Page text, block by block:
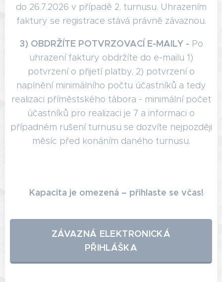
do 26.7.2026 v případě 2. turnusu. Uhrazením
faktury se registrace stává právně závaznou.
3) OBDRŽÍTE POTVRZOVACÍ E-MAILY - Po
uhrazení faktury obdržíte do e-mailu 1)
potvrzení o přijetí platby, 2) potvrzení o
naplnění minimálního počtu účastníků a tedy
realizaci příměstského tábora - minimální počet
účastníků pro realizaci je 7 a informaci o
případném rušení turnusu se dozvíte nejpozději
měsíc před konáním daného turnusu.
Kapacita je omezená – přihlaste se včas!
ZÁVAZNÁ ELEKTRONICKÁ
PŘIHLÁŠKA